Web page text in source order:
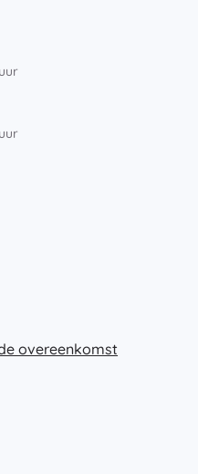
overeenkomst